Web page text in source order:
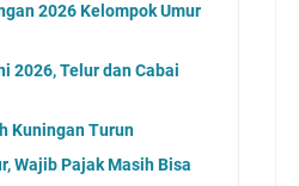
2026 Kelompok Umur
2026, Telur dan Cabai
Kuningan Turun
Wajib Pajak Masih Bisa